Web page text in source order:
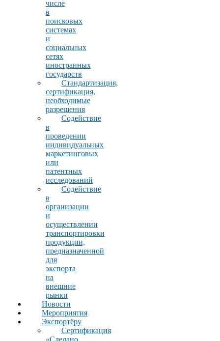
числе
в
поисковых
системах
и
социальных
сетях
иностранных
государств
Стандартизация,
сертификация,
необходимые
разрешения
Содействие
в
проведении
индивидуальных
маркетинговых
или
патентных
исследований
Содействие
в
организации
и
осуществлении
транспортировки
продукции,
предназначенной
для
экспорта
на
внешние
рынки
Новости
Мероприятия
Экспортёру
Сертификация
«Сделано